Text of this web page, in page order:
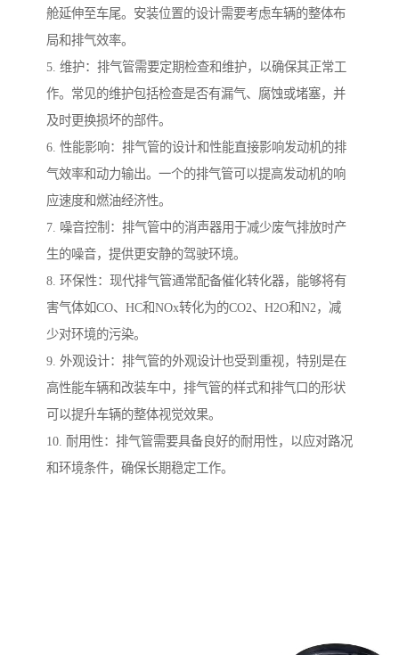
舱延伸至车尾。安装位置的设计需要考虑车辆的整体布
局和排气效率。
5. 维护：排气管需要定期检查和维护，以确保其正常工
作。常见的维护包括检查是否有漏气、腐蚀或堵塞，并
及时更换损坏的部件。
6. 性能影响：排气管的设计和性能直接影响发动机的排
气效率和动力输出。一个的排气管可以提高发动机的响
应速度和燃油经济性。
7. 噪音控制：排气管中的消声器用于减少废气排放时产
生的噪音，提供更安静的驾驶环境。
8. 环保性：现代排气管通常配备催化转化器，能够将有
害气体如CO、HC和NOx转化为的CO2、H2O和N2，减
少对环境的污染。
9. 外观设计：排气管的外观设计也受到重视，特别是在
高性能车辆和改装车中，排气管的样式和排气口的形状
可以提升车辆的整体视觉效果。
10. 耐用性：排气管需要具备良好的耐用性，以应对路况
和环境条件，确保长期稳定工作。